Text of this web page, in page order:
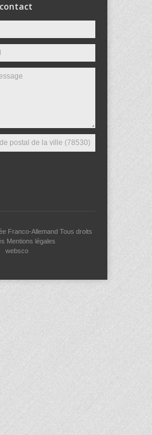
Franco-Allemand Tous droits
Mentions légales
websco